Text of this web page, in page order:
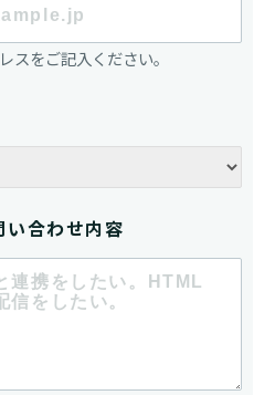
スをご記入ください。
合わせ内容